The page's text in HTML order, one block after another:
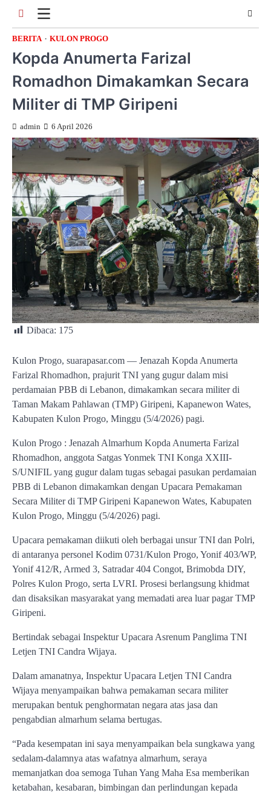
contentBERITA KULON PROGO
Kopda Anumerta Farizal
Romadhon Dimakamkan Secara
Militer di TMP Giripeni
admin 6 April 2026
Dibaca: 175
Kulon Progo, suarapasar.com — Jenazah Kopda Anumerta
Farizal Rhomadhon, prajurit TNI yang gugur dalam misi
perdamaian PBB di Lebanon, dimakamkan secara militer di
Taman Makam Pahlawan (TMP) Giripeni, Kapanewon Wates,
Kabupaten Kulon Progo, Minggu (5/4/2026) pagi.
Kulon Progo : Jenazah Almarhum Kopda Anumerta Farizal
Rhomadhon, anggota Satgas Yonmek TNI Konga XXIII-
S/UNIFIL yang gugur dalam tugas sebagai pasukan perdamaian
PBB di Lebanon dimakamkan dengan Upacara Pemakaman
Secara Militer di TMP Giripeni Kapanewon Wates, Kabupaten
Kulon Progo, Minggu (5/4/2026) pagi.
Upacara pemakaman diikuti oleh berbagai unsur TNI dan Polri,
di antaranya personel Kodim 0731/Kulon Progo, Yonif 403/WP,
Yonif 412/R, Armed 3, Satradar 404 Congot, Brimobda DIY,
Polres Kulon Progo, serta LVRI. Prosesi berlangsung khidmat
dan disaksikan masyarakat yang memadati area luar pagar TMP
Giripeni.
Bertindak sebagai Inspektur Upacara Asrenum Panglima TNI
Letjen TNI Candra Wijaya.
Dalam amanatnya, Inspektur Upacara Letjen TNI Candra
Wijaya menyampaikan bahwa pemakaman secara militer
merupakan bentuk penghormatan negara atas jasa dan
pengabdian almarhum selama bertugas.
“Pada kesempatan ini saya menyampaikan bela sungkawa yang
sedalam-dalamnya atas wafatnya almarhum, seraya
memanjatkan doa semoga Tuhan Yang Maha Esa memberikan
ketabahan, kesabaran, bimbingan dan perlindungan kepada